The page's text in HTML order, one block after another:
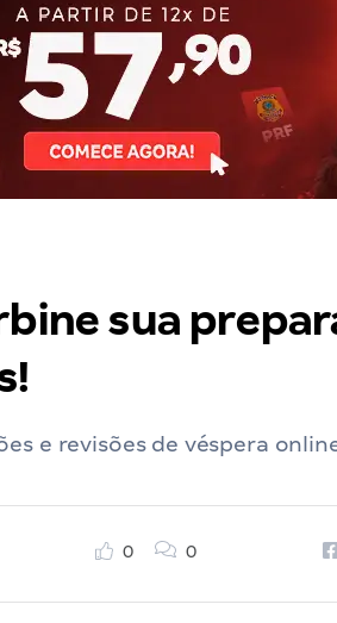
sua
e revisões de véspera
0 0